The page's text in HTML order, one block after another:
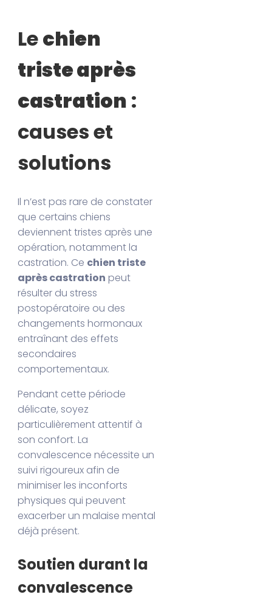
Lechien
triste après
castration :
causes et
solutions
Il n’est pas rare de constater
que certains chiens
deviennent tristes après une
opération, notamment la
castration. Ce chien triste
après castration peut
résulter du stress
postopératoire ou des
changements hormonaux
entraînant des effets
secondaires
comportementaux.
Pendant cette période
délicate, soyez
particulièrement attentif à
son confort. La
convalescence nécessite un
suivi rigoureux afin de
minimiser les inconforts
physiques qui peuvent
exacerber un malaise mental
déjà présent.
Soutien durant la
convalescence